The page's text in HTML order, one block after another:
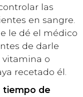
las
en sangre.
le dé el médico
de darle
o
recetado él.
tiempo de